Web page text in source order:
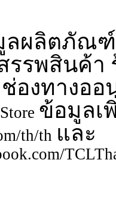
ลผลิตภัณฑ์
รรพสินค้
องทางอ
ข้อมูลเ
th/th และ